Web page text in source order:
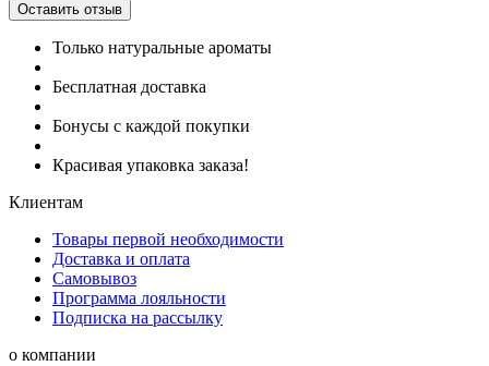
Оставить отзыв
Только натуральные ароматы
Бесплатная доставка
Бонусы с каждой покупки
Красивая упаковка заказа!
Клиентам
Товары первой необходимости
Доставка и оплата
Самовывоз
Программа лояльности
Подписка на рассылку
о компании